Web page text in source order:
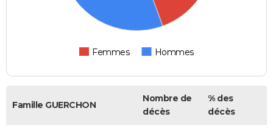
Femmes Hommes
Famille GUERCHON
Nombre de
décès
% des
décès